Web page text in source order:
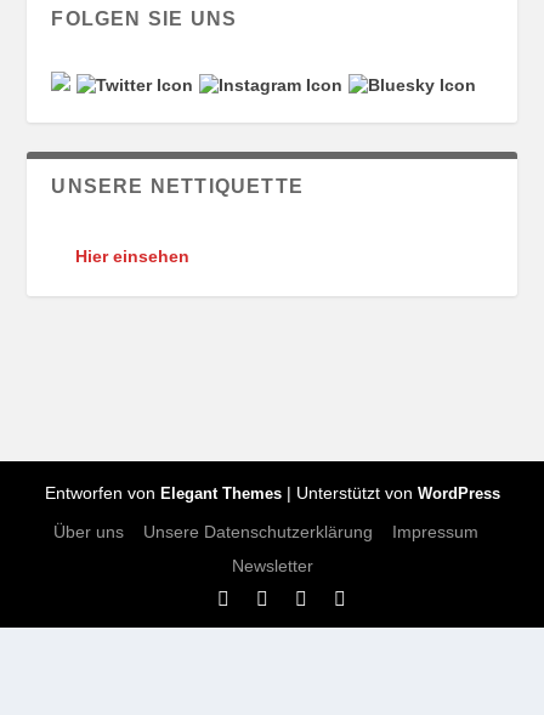
FOLGEN SIE UNS
UNSERE NETTIQUETTE
Hier einsehen
Entworfen von Elegant Themes| Unterstützt von WordPress
Über uns Unsere Datenschutzerklärung
Impressum
Newsletter